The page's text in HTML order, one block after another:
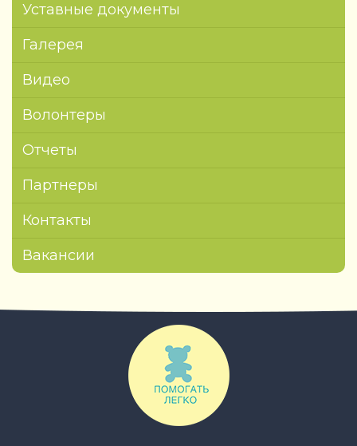
Уставные документы
Галерея
Видео
Волонтеры
Отчеты
Партнеры
Контакты
Вакансии